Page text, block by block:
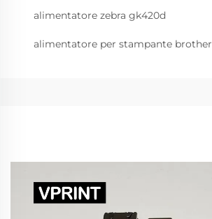
alimentatore zebra gk420d
alimentatore per stampante brother